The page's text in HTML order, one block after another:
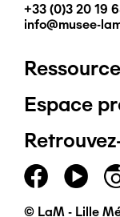
+33 (0)3 20 19
info@musee-
Pied
de
page
Espace
© LaM - Lille